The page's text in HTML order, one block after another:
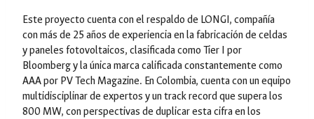
Este proyecto cuenta con el respaldo de LONGI, compañía
con más de 25 años de experiencia en la fabricación de celdas
y paneles fotovoltaicos, clasificada como Tier I por
Bloomberg y la única marca calificada constantemente como
AAA por PV Tech Magazine. En Colombia, cuenta con un equipo
multidisciplinar de expertos y un track record que supera los
800 MW, con perspectivas de duplicar esta cifra en los